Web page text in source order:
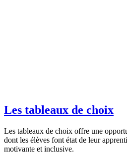
Les tableaux de choix
Les tableaux de choix offre une
dont les élèves font état de leur
motivante et inclusive.